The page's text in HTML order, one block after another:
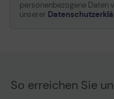
personenbezogene Daten
unserer
So erreichen Sie